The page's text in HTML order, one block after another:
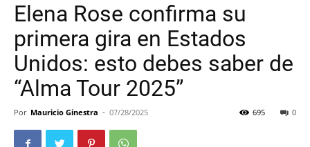
Elena Rose confirma su
primera gira en Estados
Unidos: esto debes saber de
“Alma Tour 2025”
Por Mauricio Ginestra - 07/28/2025 0
695